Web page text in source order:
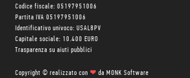
Codice fiscale: 05197951006
Partita IVA 05197951006
Identificativo univoco: USAL8PV
Capitale sociale: 10.400 EURO
Trasparenza su aiuti pubblici
Copyright © realizzato con ❤ da MONK Software